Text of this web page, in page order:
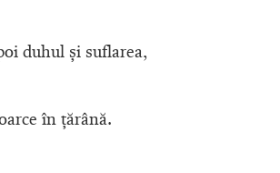
duhul şi suflarea,
în ţărână.